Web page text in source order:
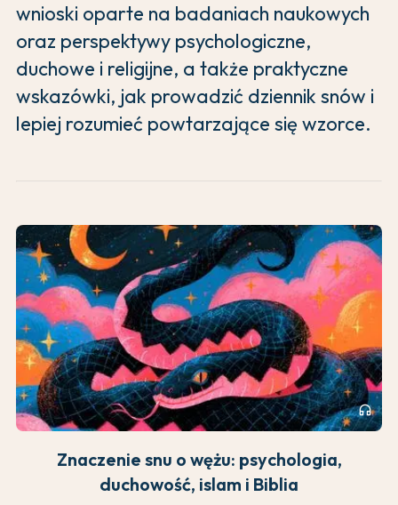
wnioski oparte na badaniach naukowych
oraz perspektywy psychologiczne,
duchowe i religijne, a także praktyczne
wskazówki, jak prowadzić dziennik snów i
lepiej rozumieć powtarzające się wzorce.
headphones
Znaczenie snu o wężu: psychologia,
duchowość, islam i Biblia